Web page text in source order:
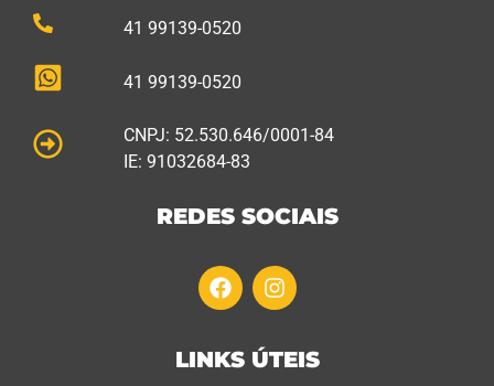
41 99139-0520
41 99139-0520
CNPJ: 52.530.646/0001-84
IE: 91032684-83
REDES SOCIAIS
LINKS ÚTEIS